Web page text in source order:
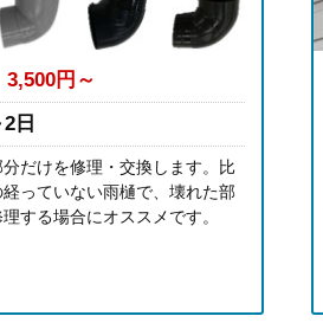
3,500円～
日
だけを修理・交換します。比
っていない雨樋で、壊れた部
する場合にオススメです。